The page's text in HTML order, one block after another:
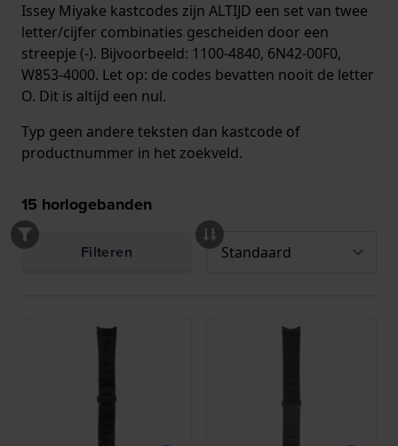
Issey Miyake kastcodes zijn ALTIJD een set van twee
letter/cijfer combinaties gescheiden door een
streepje (-). Bijvoorbeeld: 1100-4840, 6N42-00F0,
W853-4000. Let op: de codes bevatten nooit de letter
O. Dit is altijd een nul.
Typ geen andere teksten dan kastcode of
productnummer in het zoekveld.
15 horlogebanden
Filteren